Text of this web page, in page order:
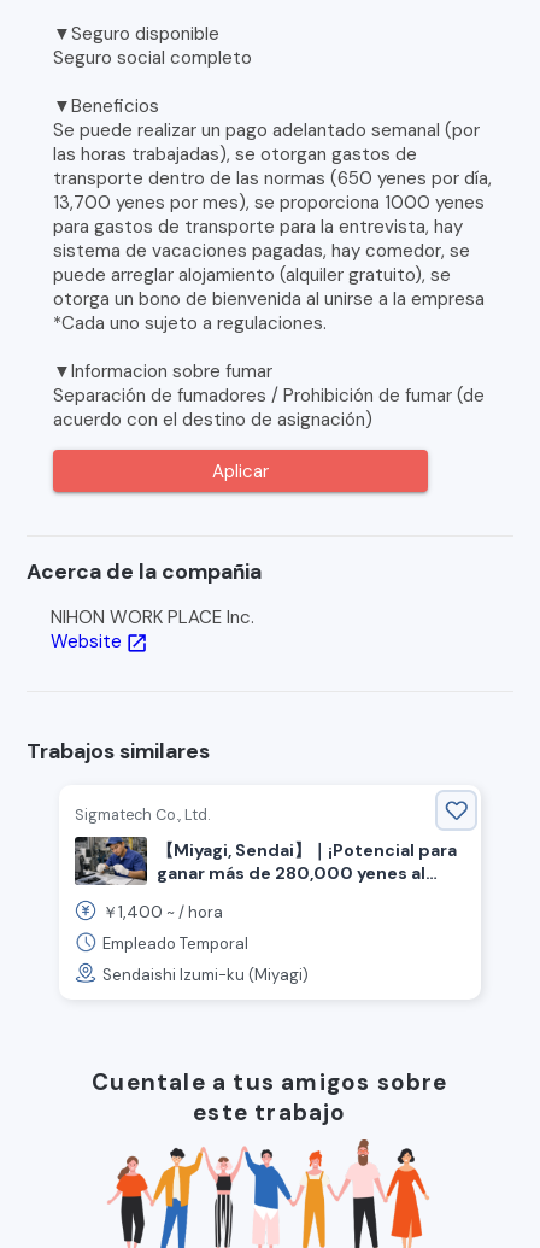
▼Seguro disponible
Seguro social completo
▼Beneficios
Se puede realizar un pago adelantado semanal (por
las horas trabajadas), se otorgan gastos de
transporte dentro de las normas (650 yenes por día,
13,700 yenes por mes), se proporciona 1000 yenes
para gastos de transporte para la entrevista, hay
sistema de vacaciones pagadas, hay comedor, se
puede arreglar alojamiento (alquiler gratuito), se
otorga un bono de bienvenida al unirse a la empresa
*Cada uno sujeto a regulaciones.
▼Informacion sobre fumar
Separación de fumadores / Prohibición de fumar (de
acuerdo con el destino de asignación)
Aplicar
Acerca de la compañia
NIHON WORK PLACE Inc.
Website open_in_new
Trabajos similares
Sigmatech Co., Ltd.
【Miyagi, Sendai】｜¡Potencial para
ganar más de 280,000 yenes al
｜Trabajo ligero con piezas de
semiconductores ⚙️
￥1,400 ~ /hora
Empleado Temporal
Sendaishi Izumi-ku (Miyagi)
Cuentale a tus amigos sobre
este trabajo